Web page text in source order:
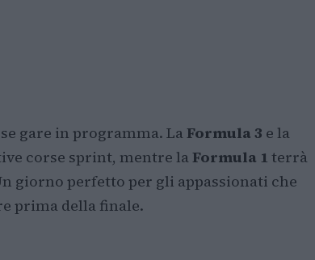
gare in programma. LaFormula 3 e la
corse sprint, mentre laFormula 1 terrà
giorno perfetto per gli appassionati che
prima della finale.